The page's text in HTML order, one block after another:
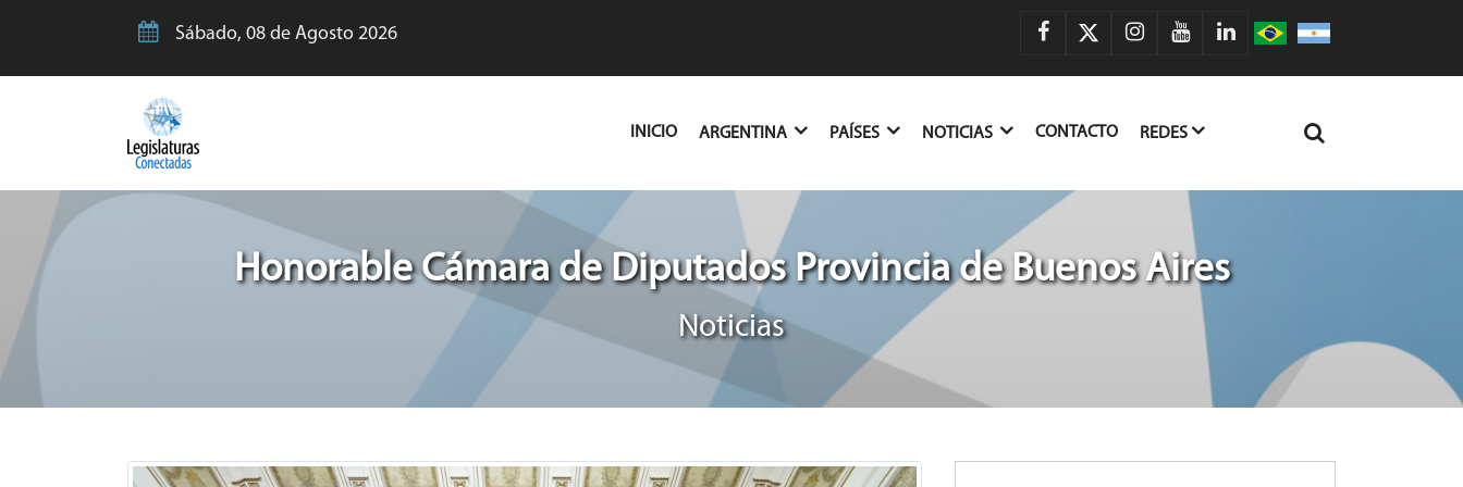
Sábado, 08 de Agosto 2026
INICIO(CURRENT)
ARGENTINA PAÍSES NOTICIAS CONTACTO REDES
Honorable Cámara de Diputados Provincia de Buenos Aires
Noticias